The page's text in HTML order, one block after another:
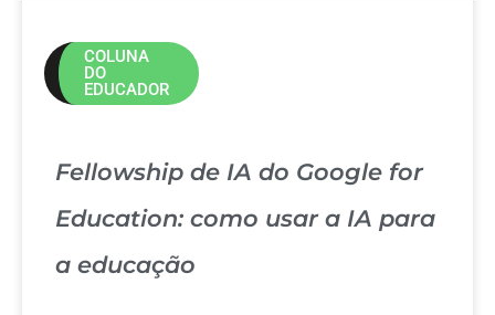
COLUNA
DO
EDUCADOR
Fellowship de IA do Google for
Education: como usar a IA para
a educação